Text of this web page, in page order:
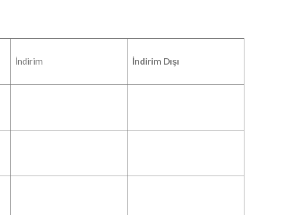
İndirim İndirim Dışı